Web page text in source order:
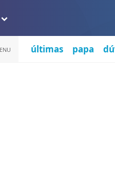
últimas papa